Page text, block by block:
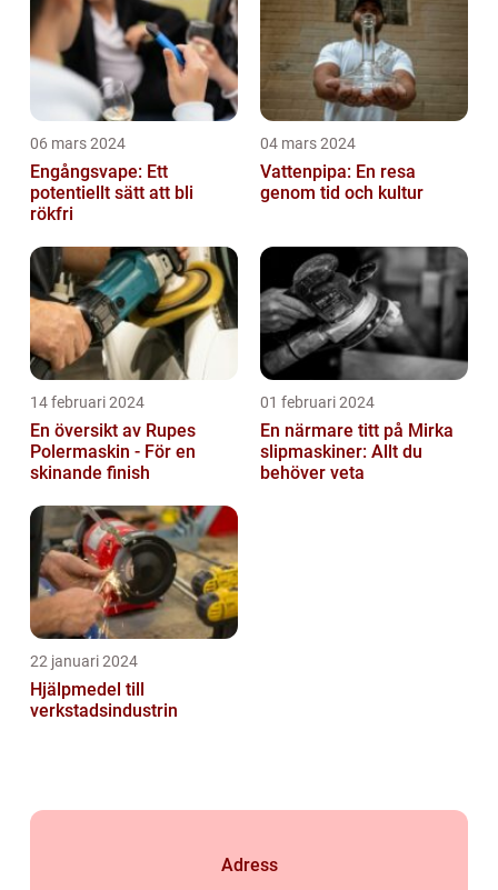
06 mars 2024
Engångsvape: Ett
potentiellt sätt att bli
rökfri
04 mars 2024
Vattenpipa: En resa
genom tid och kultur
14 februari 2024
En översikt av Rupes
Polermaskin - För en
skinande finish
01 februari 2024
En närmare titt på Mirka
slipmaskiner: Allt du
behöver veta
22 januari 2024
Hjälpmedel till
verkstadsindustrin
Adress